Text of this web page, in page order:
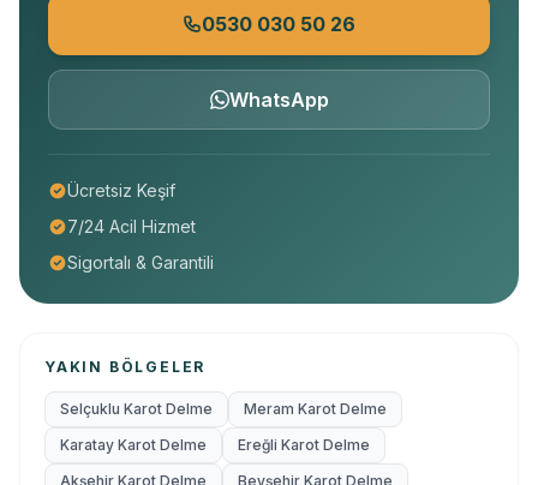
0530 030 50 26
WhatsApp
Ücretsiz Keşif
7/24 Acil Hizmet
Sigortalı & Garantili
YAKIN BÖLGELER
Selçuklu Karot Delme
Meram Karot Delme
Karatay Karot Delme
Ereğli Karot Delme
Akşehir Karot Delme
Beyşehir Karot Delme